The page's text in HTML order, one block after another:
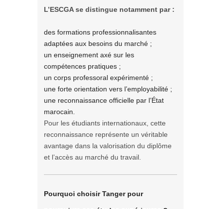
L’ESCGA se distingue notamment par :
des formations professionnalisantes
adaptées aux besoins du marché ;
un enseignement axé sur les
compétences pratiques ;
un corps professoral expérimenté ;
une forte orientation vers l’employabilité ;
une reconnaissance officielle par l’État
marocain.
Pour les étudiants internationaux, cette
reconnaissance représente un véritable
avantage dans la valorisation du diplôme
et l’accès au marché du travail.
Pourquoi choisir Tanger pour